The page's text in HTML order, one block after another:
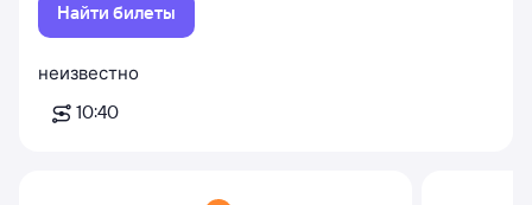
Найти билеты
неизвестно
10:40